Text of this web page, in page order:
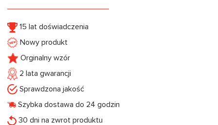
15 lat doświadczenia
Nowy produkt
Orginalny wzór
2 lata gwarancji
Sprawdzona jakość
Szybka dostawa do 24 godzin
30 dni na zwrot produktu